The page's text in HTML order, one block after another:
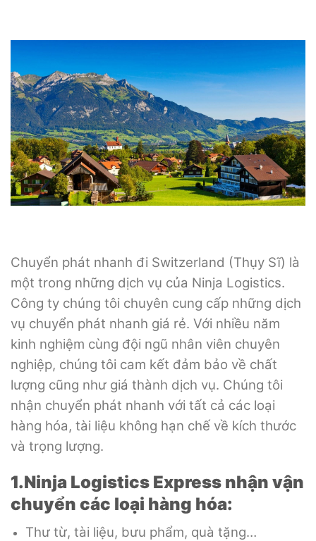
Chuyển phát nhanh đi Switzerland (Thụy Sĩ) là
một trong những dịch vụ của Ninja Logistics.
Công ty chúng tôi chuyên cung cấp những dịch
vụ chuyển phát nhanh giá rẻ. Với nhiều năm
kinh nghiệm cùng đội ngũ nhân viên chuyên
nghiệp, chúng tôi cam kết đảm bảo về chất
lượng cũng như giá thành dịch vụ. Chúng tôi
nhận chuyển phát nhanh với tất cả các loại
hàng hóa, tài liệu không hạn chế về kích thước
và trọng lượng.
1.Ninja Logistics Express nhận vận
chuyển các loại hàng hóa:
Thư từ, tài liệu, bưu phẩm, quà tặng…